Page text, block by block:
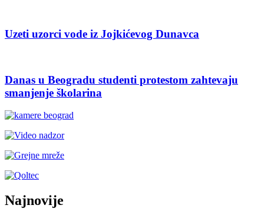
Uzeti uzorci vode iz Jojkićevog Dunavca
Danas u Beogradu studenti protestom zahtevaju
smanjenje školarina
Najnovije